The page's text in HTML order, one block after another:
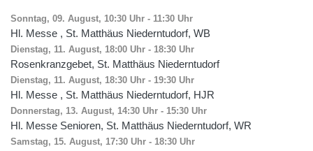
Sonntag, 09. August, 10:30 Uhr - 11:30 Uhr
Hl. Messe , St. Matthäus Niederntudorf, WB
Dienstag, 11. August, 18:00 Uhr - 18:30 Uhr
Rosenkranzgebet, St. Matthäus Niederntudorf
Dienstag, 11. August, 18:30 Uhr - 19:30 Uhr
Hl. Messe , St. Matthäus Niederntudorf, HJR
Donnerstag, 13. August, 14:30 Uhr - 15:30 Uhr
Hl. Messe Senioren, St. Matthäus Niederntudorf, WR
Samstag, 15. August, 17:30 Uhr - 18:30 Uhr